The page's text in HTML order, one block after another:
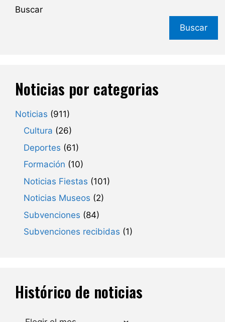
Buscar
Buscar
Noticias por categorias
Noticias (911)
Cultura (26)
Deportes (61)
Formación (10)
Noticias Fiestas (101)
Noticias Museos (2)
Subvenciones (84)
Subvenciones recibidas (1)
Histórico de noticias
Archivos